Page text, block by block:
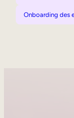
Onboarding des